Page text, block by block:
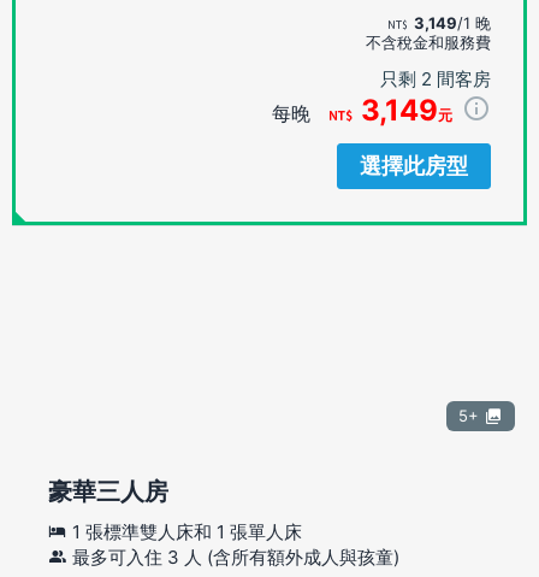
3,149/1 晚
不含稅金和服務費
只剩 2 間客房
每晚 3,149元
選擇此房型
5+
豪華三人房
1 張標準雙人床和 1 張單人床
最多可入住 3 人 (含所有額外成人與孩童)